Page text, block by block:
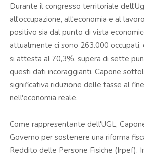
Durante il congresso territoriale
all'occupazione, all'economia e al
positivo sia dal punto di vista
attualmente ci sono 263.000
si attesta al 70,3%, supera di sette
questi dati incoraggianti, Capone
significativa riduzione delle tasse al
nell'economia reale.
Come rappresentante dell'UGL,
Governo per sostenere una riforma
Reddito delle Persone Fisiche (Irpef).